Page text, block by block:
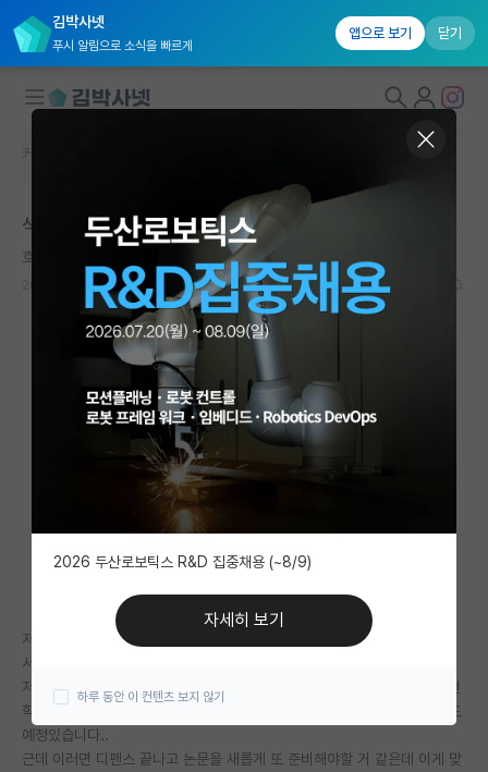
김박사넷
푸시 알림으로 소식을 빠르게
앱으로 보기 닫기
국내대학원 정보
연구실&오픈랩
커뮤니티
커뮤니티 홈
전체글보기
베스트 게시판
IF 명예의전당
자유 게시판(아무개랩)
미국 유학 게시판
미국 대학원 합격 후기 게시판
대학원 합격 후기 게시판
연구실(PI) 홍보 게시판
커뮤니티 홈
석사 디펜스 2주 앞뒀는데 논문 작성하라는 교수님
호탕한 마리 퀴리
18 9453
저는 이번 학기에 졸업이 예정인 미생물 전공 석사생입니다. 근데 교수님께
서 하고있던 연구 논문을 작성하라고 하시네요,,,
저는 이미 1저자, 2저자로 Q1 논문이 각각 있습니다. 여기에 플러스로 이번
학기에 새로운 논문 하나 준비해서 곧 써밋 예정입니다. 그리고 곧 디펜스도
예정있습니다..
근데 이러면 디펜스 끝나고 논문을 새롭게 또 준비해야할 거 같은데 이게 맞
2026 두산로보틱스 R&D 집중채용 (~8/9)
자세히 보기
하루 동안 이 컨텐츠 보지 않기